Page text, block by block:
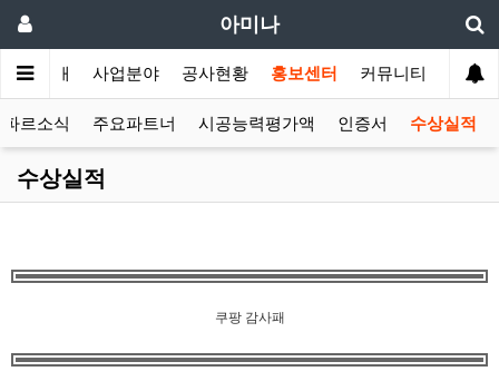
아미나
회사소개 사업분야 공사현황 홍보센터 커뮤니티
파르소식 주요파트너 시공능력평가액 인증서 수상실적
수상실적
쿠팡 감사패